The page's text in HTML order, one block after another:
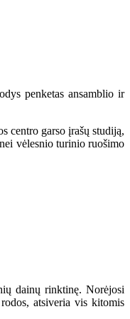
penketas ansamblio ir
centro garso įrašų studiją,
vėlesnio turinio ruošimo
dainų rinktinę. Norėjosi
atsiveria vis kitomis